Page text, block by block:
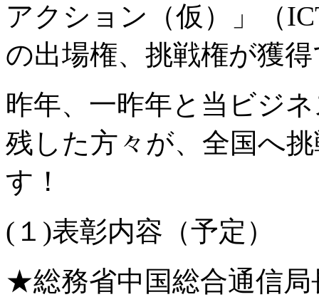
アクション（仮）」（
の出場権、挑戦権が獲
昨年、一昨年と当ビジ
残した方々が、全国へ
す！
(１)表彰内容（予定）
★総務省中国総合通信局